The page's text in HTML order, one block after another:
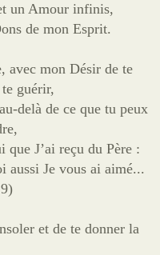
un Amour infinis,
de mon Esprit.
avec mon Désir de te
guérir,
delà de ce que tu peux
J’ai reçu du Père :
aussi Je vous ai aimé...
et de te donner la